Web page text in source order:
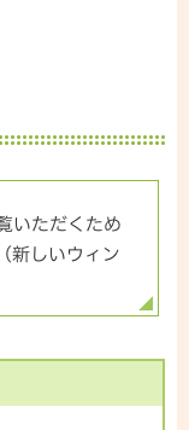
いただくため
新しいウィン